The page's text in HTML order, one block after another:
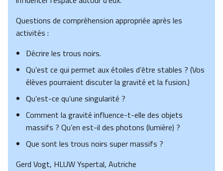
Questions de compréhension appropriée après les
activités :
Décrire les trous noirs.
Qu’est ce qui permet aux étoiles d’être stables ? (Vos
élèves pourraient discuter la gravité et la fusion.)
Qu’est-ce qu’une singularité ?
Comment la gravité influence-t-elle des objets
massifs ? Qu’en est-il des photons (lumière) ?
Que sont les trous noirs super massifs ?
Gerd Vogt, HLUW Yspertal, Autriche